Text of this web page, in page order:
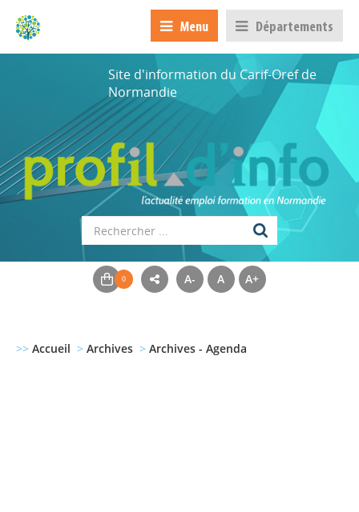
Menu Départements
Site d'information du Carif-Oref de
Normandie
A- A A+
>> Accueil > Archives > Archives - Agenda